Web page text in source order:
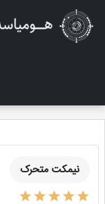
مجله هومیاسه
نیمکت متحرک